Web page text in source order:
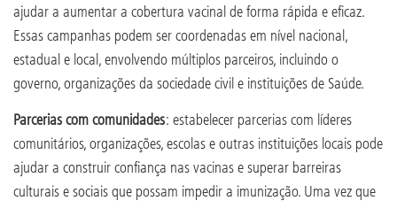
ajudar a aumentar a cobertura vacinal de forma rápida e eficaz.
Essas campanhas podem ser coordenadas em nível nacional,
estadual e local, envolvendo múltiplos parceiros, incluindo o
governo, organizações da sociedade civil e instituições de Saúde.
Parcerias com comunidades: estabelecer parcerias com líderes
comunitários, organizações, escolas e outras instituições locais pode
ajudar a construir confiança nas vacinas e superar barreiras
culturais e sociais que possam impedir a imunização. Uma vez que